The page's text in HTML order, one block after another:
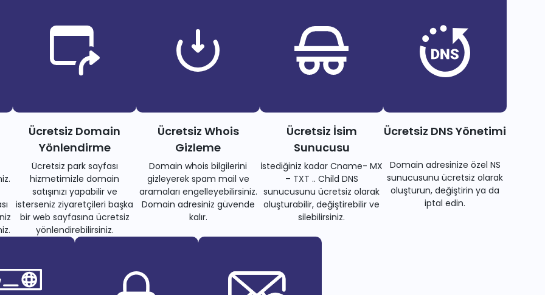
Ücretsiz Domain
Yönlendirme
Ücretsiz park sayfası
hizmetimizle domain
satışınızı yapabilir ve
isterseniz ziyaretçileri başka
bir web sayfasına ücretsiz
yönlendirebilirsiniz.
Ücretsiz Whois
Gizleme
Domain whois bilgilerini
gizleyerek spam mail ve
aramaları engelleyebilirsiniz.
Domain adresiniz güvende
kalır.
Ücretsiz İsim
Sunucusu
İstediğiniz kadar Cname- MX
– TXT .. Child DNS
sunucusunu ücretsiz olarak
oluşturabilir, değiştirebilir ve
silebilirsiniz.
Ücretsiz DNS Yönetimi
Domain adresinize özel NS
sunucusunu ücretsiz olarak
oluşturun, değiştirin ya da
iptal edin.